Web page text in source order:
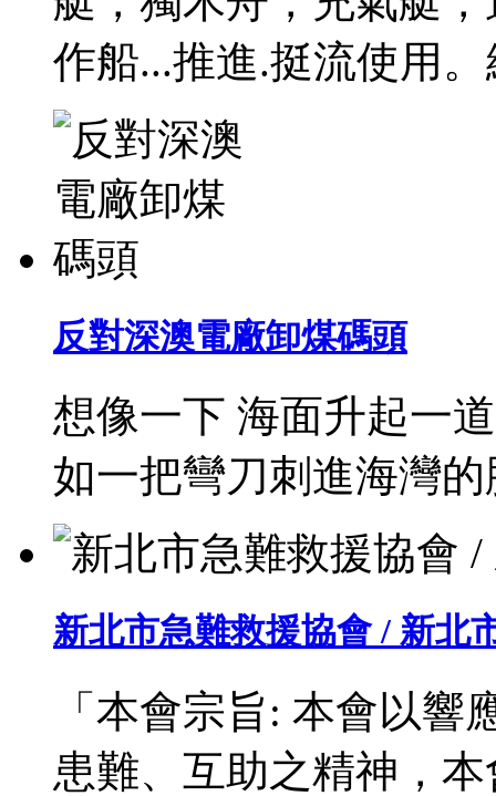
作船...推進.挺流使用
反對深澳電廠卸煤碼頭
想像一下 海面升起一
如一把彎刀刺進海灣
新北市急難救援協會 / 新北
「本會宗旨: 本會以
患難、互助之精神，